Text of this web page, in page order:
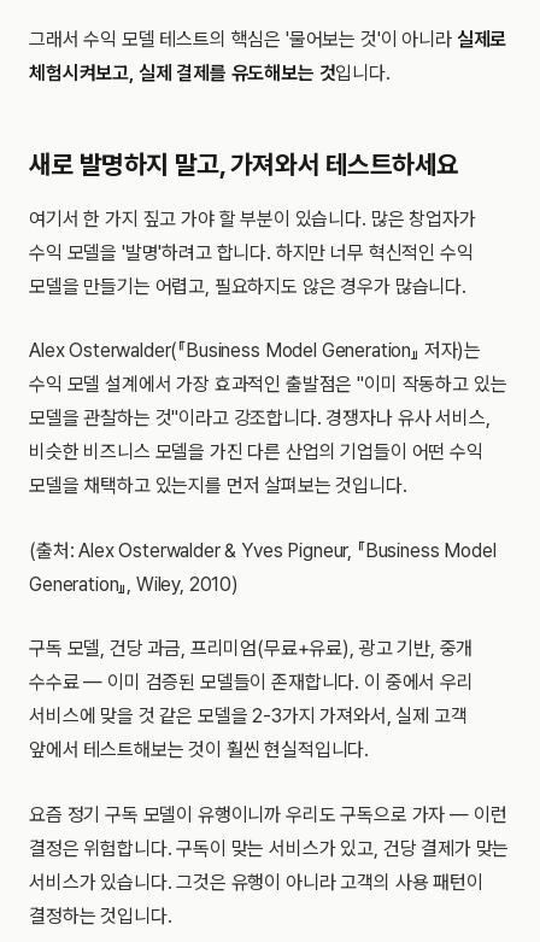
그래서 수익 모델 테스트의 핵심은 '물어보는 것'이 아니라 실제로
체험시켜보고, 실제 결제를 유도해보는 것입니다.
새로 발명하지 말고, 가져와서 테스트하세요
여기서 한 가지 짚고 가야 할 부분이 있습니다. 많은 창업자가
수익 모델을 '발명'하려고 합니다. 하지만 너무 혁신적인 수익
모델을 만들기는 어렵고, 필요하지도 않은 경우가 많습니다.
Alex Osterwalder(『Business Model Generation』 저자)는
수익 모델 설계에서 가장 효과적인 출발점은 "이미 작동하고 있는
모델을 관찰하는 것"이라고 강조합니다. 경쟁자나 유사 서비스,
비슷한 비즈니스 모델을 가진 다른 산업의 기업들이 어떤 수익
모델을 채택하고 있는지를 먼저 살펴보는 것입니다.
(출처: Alex Osterwalder & Yves Pigneur, 『Business Model
Generation』, Wiley, 2010)
구독 모델, 건당 과금, 프리미엄(무료+유료), 광고 기반, 중개
수수료 — 이미 검증된 모델들이 존재합니다. 이 중에서 우리
서비스에 맞을 것 같은 모델을 2-3가지 가져와서, 실제 고객
앞에서 테스트해보는 것이 훨씬 현실적입니다.
요즘 정기 구독 모델이 유행이니까 우리도 구독으로 가자 — 이런
결정은 위험합니다. 구독이 맞는 서비스가 있고, 건당 결제가 맞는
서비스가 있습니다. 그것은 유행이 아니라 고객의 사용 패턴이
결정하는 것입니다.